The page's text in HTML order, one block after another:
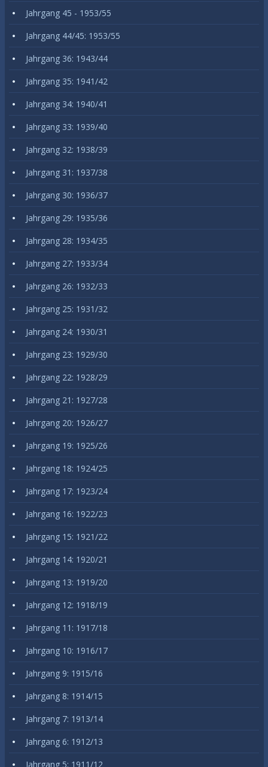
Jahrgang 45 - 1953/55
Jahrgang 44/45: 1953/55
Jahrgang 36: 1943/44
Jahrgang 35: 1941/42
Jahrgang 34: 1940/41
Jahrgang 33: 1939/40
Jahrgang 32: 1938/39
Jahrgang 31: 1937/38
Jahrgang 30: 1936/37
Jahrgang 29: 1935/36
Jahrgang 28: 1934/35
Jahrgang 27: 1933/34
Jahrgang 26: 1932/33
Jahrgang 25: 1931/32
Jahrgang 24: 1930/31
Jahrgang 23: 1929/30
Jahrgang 22: 1928/29
Jahrgang 21: 1927/28
Jahrgang 20: 1926/27
Jahrgang 19: 1925/26
Jahrgang 18: 1924/25
Jahrgang 17: 1923/24
Jahrgang 16: 1922/23
Jahrgang 15: 1921/22
Jahrgang 14: 1920/21
Jahrgang 13: 1919/20
Jahrgang 12: 1918/19
Jahrgang 11: 1917/18
Jahrgang 10: 1916/17
Jahrgang 9: 1915/16
Jahrgang 8: 1914/15
Jahrgang 7: 1913/14
Jahrgang 6: 1912/13
Jahrgang 5: 1911/12